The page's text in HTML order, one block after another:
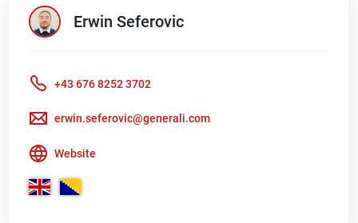
Erwin Seferovic
+43 676 8252 3702
erwin.seferovic@generali.com
Website